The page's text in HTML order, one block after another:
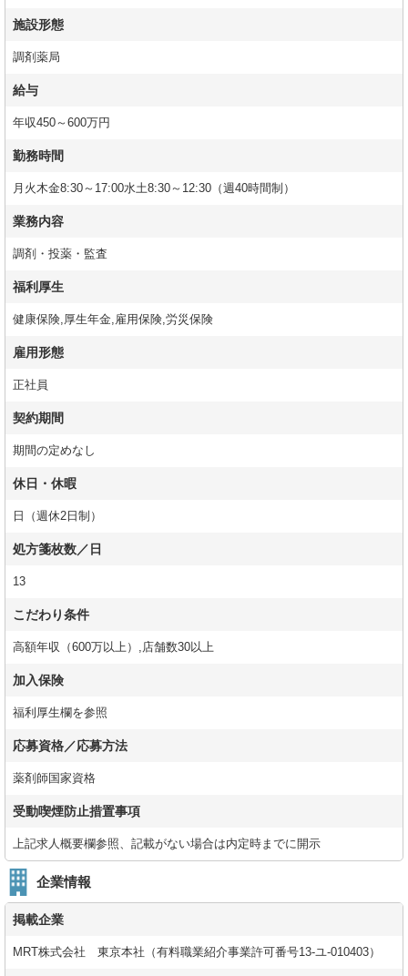
施設形態
調剤薬局
給与
年収450～600万円
勤務時間
月火木金8:30～17:00水土8:30～12:30（週40時間制）
業務内容
調剤・投薬・監査
福利厚生
健康保険,厚生年金,雇用保険,労災保険
雇用形態
正社員
契約期間
期間の定めなし
休日・休暇
日（週休2日制）
処方箋枚数／日
13
こだわり条件
高額年収（600万以上）,店舗数30以上
加入保険
福利厚生欄を参照
応募資格／応募方法
薬剤師国家資格
受動喫煙防止措置事項
上記求人概要欄参照、記載がない場合は内定時までに開示
企業情報
掲載企業
MRT株式会社 東京本社（有料職業紹介事業許可番号13-ユ-010403）